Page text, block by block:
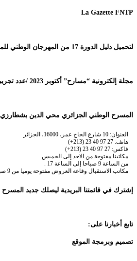
La Gazette FNTP
لتحميل دليل الدورة 17 من المهرجان الوطني للمسرح المحترف
مجلة إلكترونية “مسارح” أكتوبر 2023 /عدد تجريبي
المسرح الوطني الجزائري محي الدين بشطارزي
العنوان: 10 شارع الحاج عمر، 16000، الجزائر
هاتف: 27 97 40 23 (213+)
فاكس: 27 97 40 23 (213+)
مكاتبنا مفتوحة من الاحد إلى الخميس
من الساعة 9 صباحا إلى الساعة 17 .
مكاتب الاستقبال وقاعة العروض مفتوحة يوميا من 9 صباحا إلى غاية نهاية العروض.
إشترك في قائمتنا البريدية ليصلك جديد المسرح
تابع أخبارنا على:
تصميم وبرمجة الموقع